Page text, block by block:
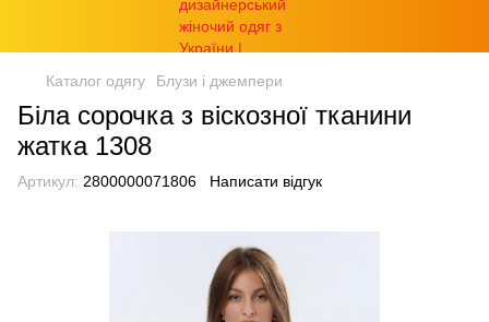
Каталог одягу Блузи і джемпери
Біла сорочка з віскозної тканини
жатка 1308
Артикул: 2800000071806 Написати відгук